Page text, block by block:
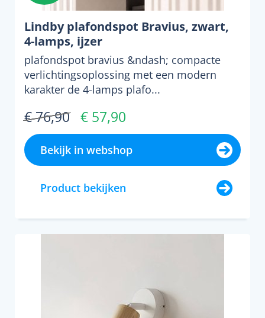
Lindby plafondspot Bravius, zwart,
4-lamps, ijzer
plafondspot bravius &ndash; compacte
verlichtingsoplossing met een modern
karakter de 4-lamps plafo...
€ 76,90 € 57,90
Bekijk in webshop
Product bekijken